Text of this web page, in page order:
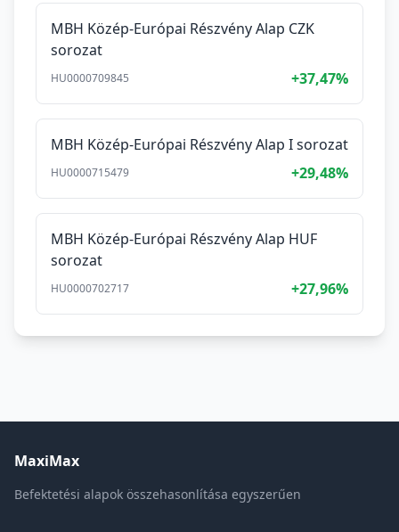
MBH Közép-Európai Részvény Alap CZK
sorozat
HU0000709845 +37,47%
MBH Közép-Európai Részvény Alap I sorozat
HU0000715479 +29,48%
MBH Közép-Európai Részvény Alap HUF
sorozat
HU0000702717 +27,96%
MaxiMax
Befektetési alapok összehasonlítása egyszerűen